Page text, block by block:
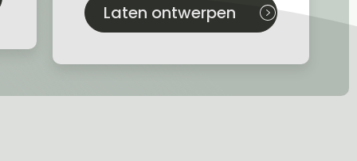
Laten ontwerpen